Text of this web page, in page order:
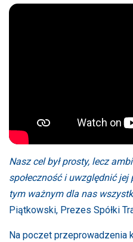
Nasz cel był prosty, lecz
społeczność i uwzględnić
tym ważnym dla nas
Piątkowski, Prezes Spółki
Na poczet przeprowadzenia